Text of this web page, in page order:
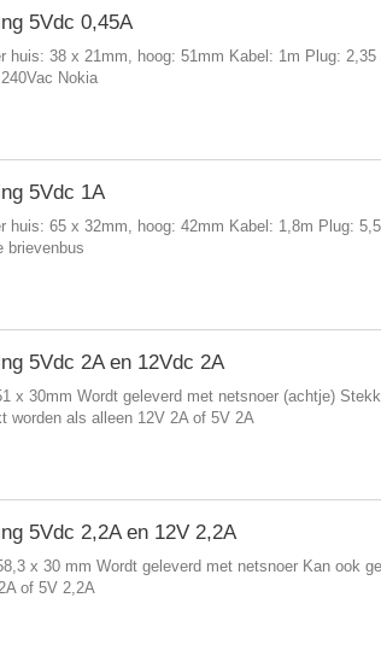
5Vdc 0,45A
huis: 38 x 21mm, hoog: 51mm Kabel: 1m Plug:
Nokia
5Vdc 1A
huis: 65 x 32mm, hoog: 42mm Kabel: 1,8m Plug:
brievenbus
5Vdc 2A en 12Vdc 2A
x 30mm Wordt geleverd met netsnoer (achtje)
worden als alleen 12V 2A of 5V 2A
5Vdc 2,2A en 12V 2,2A
x 30 mm Wordt geleverd met netsnoer Kan ook
of 5V 2,2A